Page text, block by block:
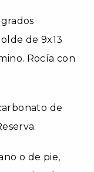
de 9x13
Rocía con
de
o de pie,